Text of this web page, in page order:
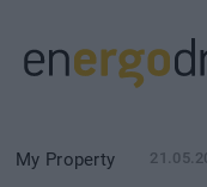
ΥΠΟΔΟΜΕΣ
My Property